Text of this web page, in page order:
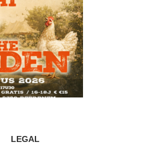
LEGAL